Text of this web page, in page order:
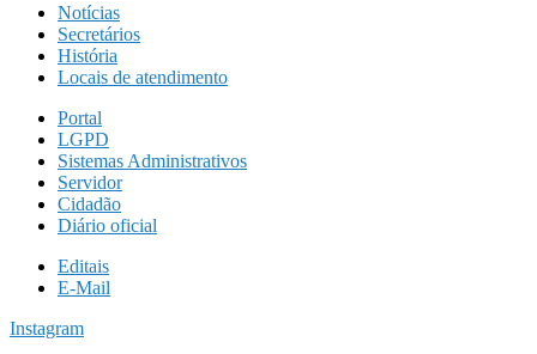
Notícias
Secretários
História
Locais de atendimento
Portal
LGPD
Sistemas Administrativos
Servidor
Cidadão
Diário oficial
Editais
E-Mail
Instagram